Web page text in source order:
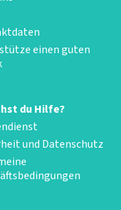
einen guten
du Hilfe?
und Datenschutz